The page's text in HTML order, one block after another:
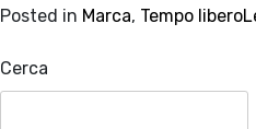
Posted in Marca, Tempo libero
Cerca